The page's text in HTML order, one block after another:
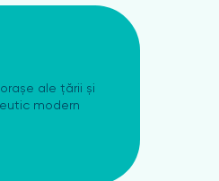
ale țării și
modern